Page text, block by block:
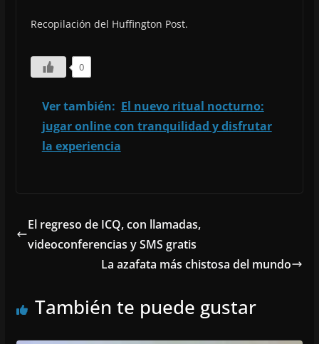
Recopilación del Huffington Post.
0
Ver también: El nuevo ritual nocturno:
jugar online con tranquilidad y disfrutar
la experiencia
El regreso de ICQ, con llamadas,
videoconferencias y SMS gratis
La azafata más chistosa del mundo
También te puede gustar